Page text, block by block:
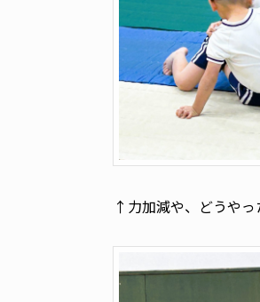
↑力加減や、どうや